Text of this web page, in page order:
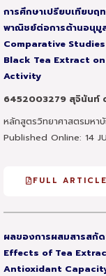
การศึกษาเปรียบเทียบฤ
พาณิชย์ต่อการต้านอนุมู
Comparative
Black Tea Extract
Activity
6452003279 สุจินันท์
หลักสูตรวิทยาศาสตรมหา
Published Online: 14
FULL
ผลของการผสมสารสกั
Effects of Tea
Antioxidant